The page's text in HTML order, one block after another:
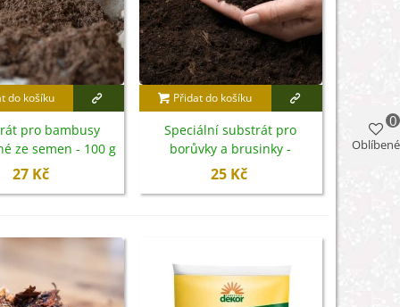
do košíku
pro bambusy
ze semen - 100 g
27 Kč
Přidat do košíku
Speciální substrát pro
borůvky a brusinky -
substrát - 100 g
25 Kč
Oblíbené
0